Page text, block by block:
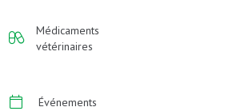
Médicaments
vétérinaires
Événements